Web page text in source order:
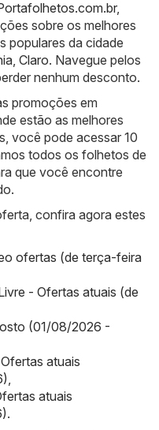
,
sobre os melhores
populares da cidade
, Claro. Navegue pelos
nenhum desconto.
promoções em
estão as melhores
você pode acessar 10
todos os folhetos de
que você encontre
confira agora estes
ofertas (de terça-feira
- Ofertas atuais (de
(01/08/2026 -
atuais
,
atuais
.